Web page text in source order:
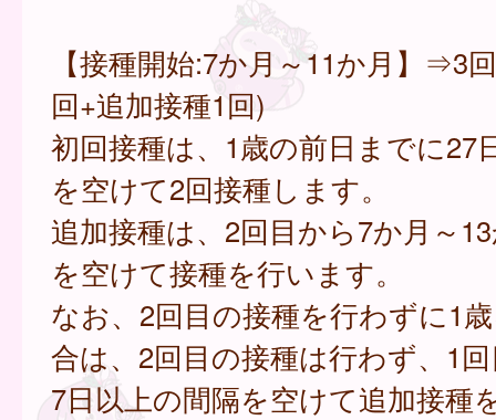
【接種開始:7か月～11か月】⇒3
回+追加接種1回)
初回接種は、1歳の前日までに27
を空けて2回接種します。
追加接種は、2回目から7か月～
を空けて接種を行います。
なお、2回目の接種を行わずに1
合は、2回目の接種は行わず、1
7日以上の間隔を空けて追加接種